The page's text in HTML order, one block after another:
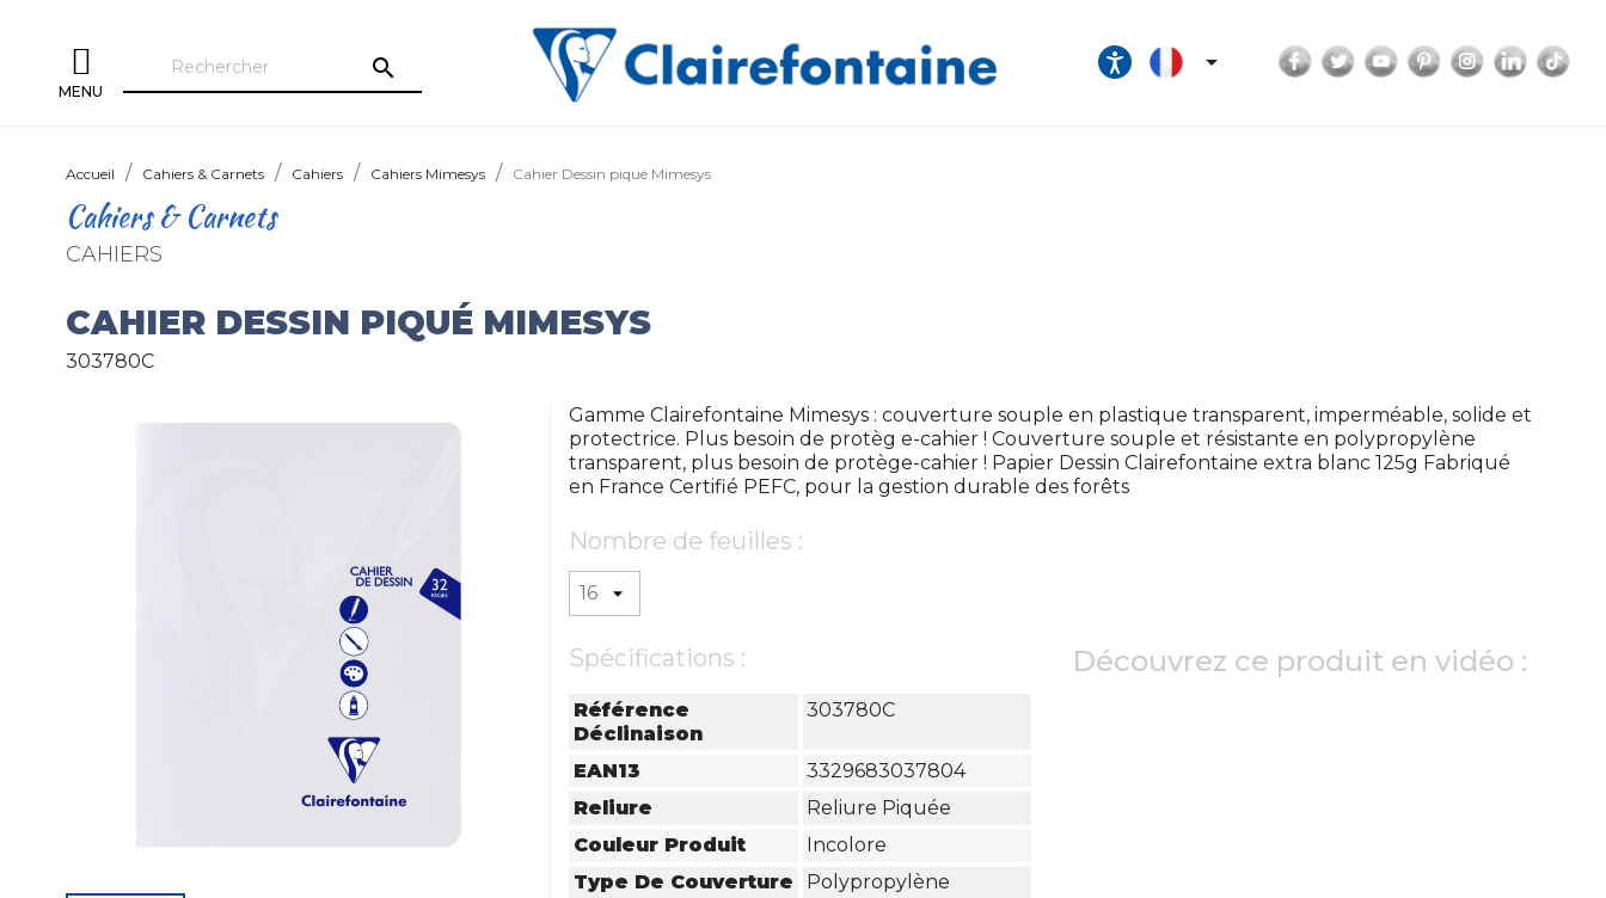
MENU
search  Facebook
TwitterYouTubePinterestInstagram
Accueil Cahiers & Carnets Cahiers Cahiers Mimesys Cahier Dessin piqué Mimesys
Cahiers & Carnets
CAHIERS
CAHIER DESSIN PIQUÉ MIMESYS
303780C
Gamme Clairefontaine Mimesys : couverture souple en plastique transparent, imperméable, solide et
protectrice. Plus besoin de protèg e-cahier ! Couverture souple et résistante en polypropylène
transparent, plus besoin de protège-cahier ! Papier Dessin Clairefontaine extra blanc 125g Fabriqué
en France Certifié PEFC, pour la gestion durable des forêts
Nombre de feuilles :
Spécifications :
Référence
Déclinaison
303780C
EAN13
3329683037804
Reliure
Reliure Piquée
Couleur Produit
Incolore
Type De Couverture
Polypropylène
Découvrez ce produit en vidéo :